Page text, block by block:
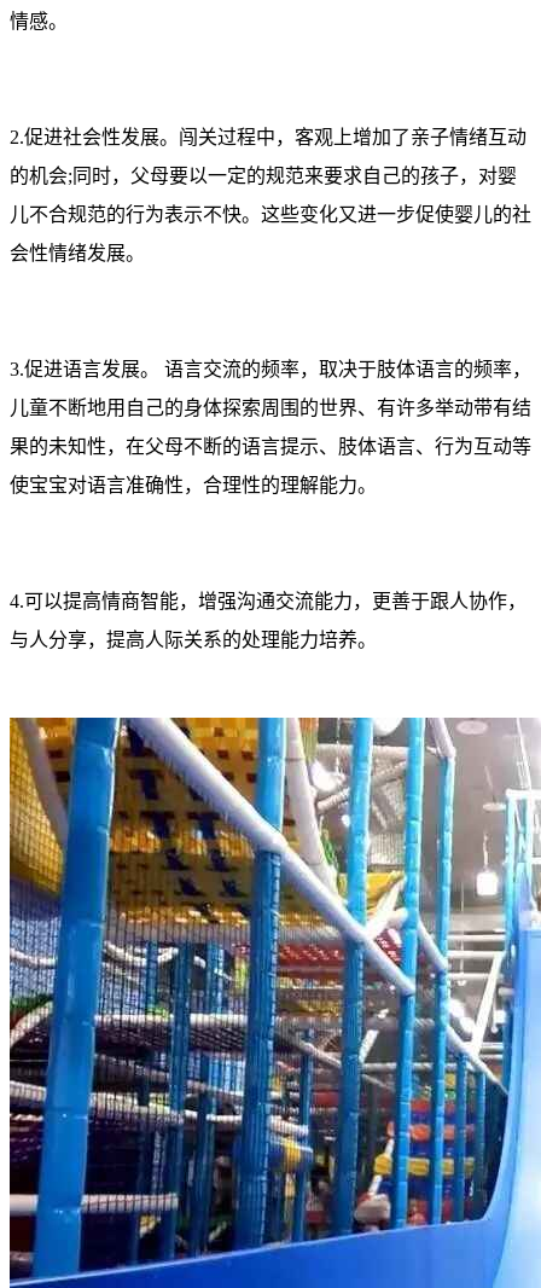
情感。
2.促进社会性发展。闯关过程中，客观上增加了亲子情绪互动
的机会;同时，父母要以一定的规范来要求自己的孩子，对婴
儿不合规范的行为表示不快。这些变化又进一步促使婴儿的社
会性情绪发展。
3.促进语言发展。 语言交流的频率，取决于肢体语言的频率，
儿童不断地用自己的身体探索周围的世界、有许多举动带有结
果的未知性，在父母不断的语言提示、肢体语言、行为互动等
使宝宝对语言准确性，合理性的理解能力。
4.可以提高情商智能，增强沟通交流能力，更善于跟人协作，
与人分享，提高人际关系的处理能力培养。